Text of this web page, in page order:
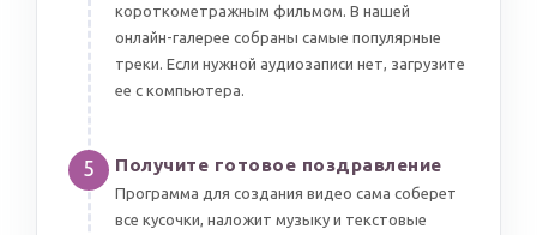
короткометражным фильмом. В нашей
онлайн-галерее собраны самые популярные
треки. Если нужной аудиозаписи нет, загрузите
ее с компьютера.
5 Получите готовое поздравление
Программа для создания видео сама соберет
все кусочки, наложит музыку и текстовые